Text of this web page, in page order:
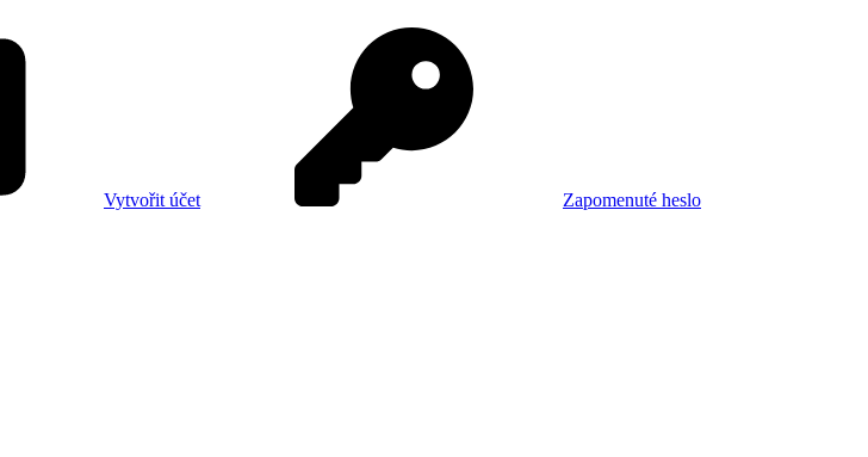
Vytvořit účet Zapomenuté heslo